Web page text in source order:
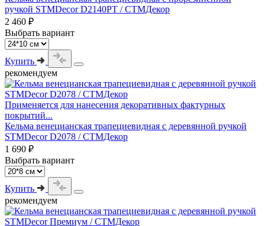
ручкой STMDecor D2140PT / СТМДекор
2 460 ₽
Выбрать вариант
Купить
рекомендуем
Применяется для нанесения декоративных фактурных
покрытий...
Кельма венецианская трапециевидная с деревянной ручкой
STMDecor D2078 / СТМДекор
1 690 ₽
Выбрать вариант
Купить
рекомендуем